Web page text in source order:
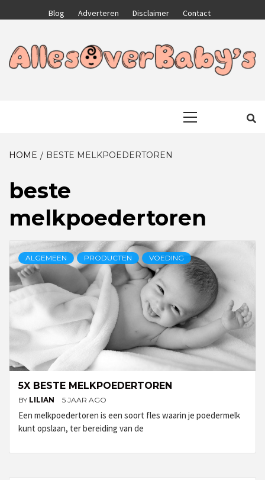
to
Blog Adverteren Disclaimer Contact
HOME BESTE MELKPOEDERTOREN
beste
melkpoedertoren
ALGEMEEN PRODUCTEN VOEDING
5X BESTE MELKPOEDERTOREN
BY LILIAN 5 JAAR AGO
Een melkpoedertoren is een soort fles waarin je poedermelk
kunt opslaan, ter bereiding van de